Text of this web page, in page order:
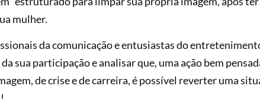
mulher.
da comunicação e entusiastas do
sua participação e analisar que, uma ação bem
de crise e de carreira, é possível reverter uma